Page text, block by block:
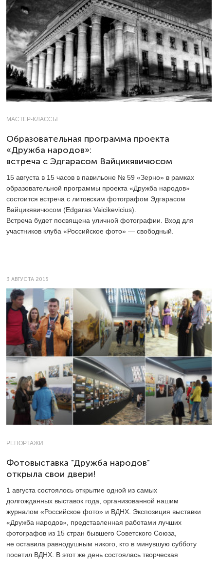
МАСТЕР-КЛАССЫ
Образовательная программа проекта
«Дружба народов»:
встреча с Эдгарасом Вайцикявичюсом
15 августа в 15 часов в павильоне № 59 «Зерно» в рамках
образовательной программы проекта «Дружба народов»
состоится встреча с литовским фотографом Эдгарасом
Вайцикявичюсом (Edgaras Vaicikevicius).
Встреча будет посвящена уличной фотографии. Вход для
участников клуба «Российское фото» — свободный.
3 АВГУСТА 2015
РЕПОРТАЖИ
Фотовыставка "Дружба народов"
открыла свои двери!
1 августа состоялось открытие одной из самых
долгожданных выставок года, организованной нашим
журналом «Российское фото» и ВДНХ. Экспозиция выставки
«Дружба народов», представленная работами лучших
фотографов из 15 стран бывшего Советского Союза,
не оставила равнодушным никого, кто в минувшую субботу
посетил ВДНХ. В этот же день состоялась творческая